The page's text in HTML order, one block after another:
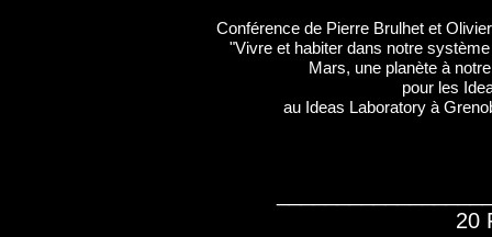
Conférence de Pierre Brulhet et
"Vivre et habiter dans notre
Mars, une planète à
pour les
au Ideas Laboratory à
20